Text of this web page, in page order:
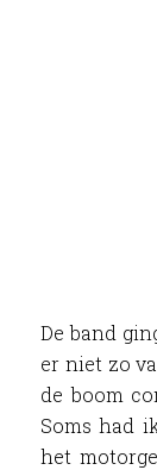
De band
er niet zo
de boom
Soms had
het